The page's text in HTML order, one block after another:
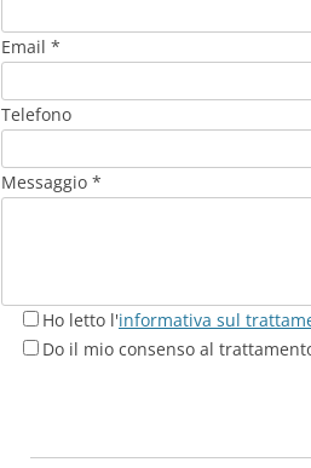
Email *
Telefono
Messaggio *
Ho letto l'informativa sul
Do il mio consenso al